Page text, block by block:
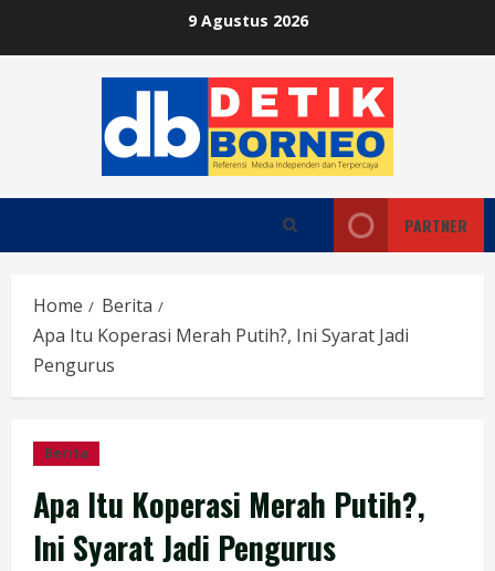
9 Agustus 2026
PARTNER
Home
Berita
Apa Itu Koperasi Merah Putih?, Ini Syarat Jadi
Pengurus
Berita
Apa Itu Koperasi Merah Putih?,
Ini Syarat Jadi Pengurus